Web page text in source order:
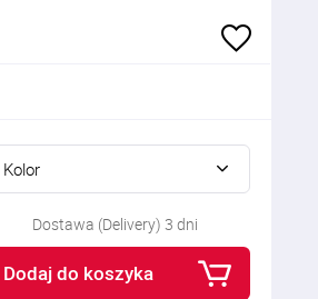
Kolor
Dostawa (Delivery) 3 dni
Dodaj do koszyka